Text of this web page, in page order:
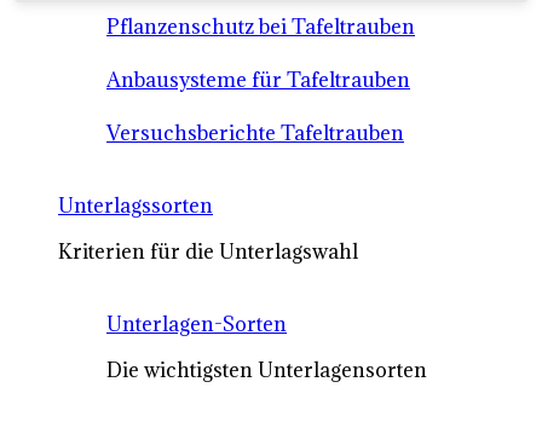
Pflanzenschutz bei Tafeltrauben
Anbausysteme für Tafeltrauben
Versuchsberichte Tafeltrauben
Unterlagssorten
Kriterien für die Unterlagswahl
Unterlagen-Sorten
Die wichtigsten Unterlagensorten